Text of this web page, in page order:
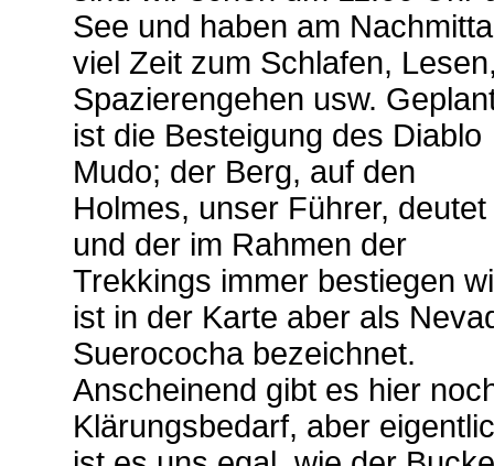
See und haben am
viel Zeit zum Schlafen,
Spazierengehen usw.
ist die Besteigung des Diablo
Mudo; der Berg, auf den
Holmes, unser Führer, deutet
und der im Rahmen der
Trekkings immer bestiegen
ist in der Karte aber als
Suerococha bezeichnet.
Anscheinend gibt es hier
Klärungsbedarf, aber